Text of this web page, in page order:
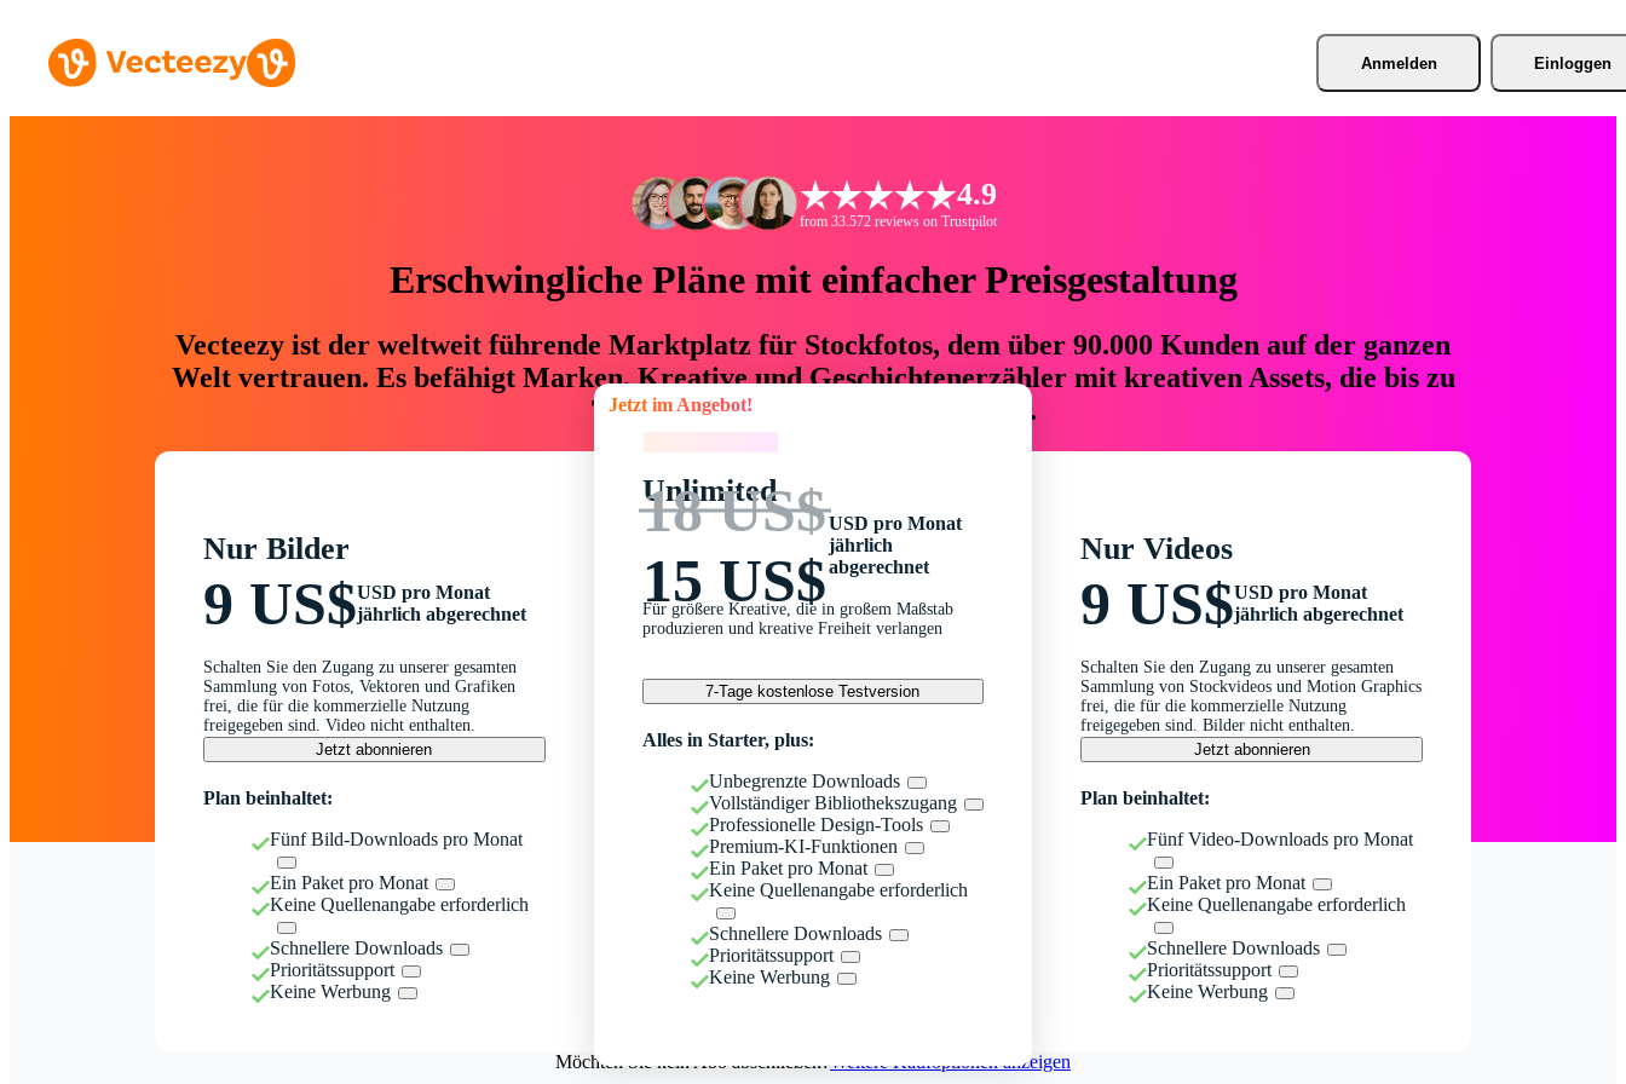
Anmelden Einloggen
4.9
from 33.572 reviews on Trustpilot
Erschwingliche Pläne mit einfacher Preisgestaltung
Vecteezy ist der weltweit führende Marktplatz für Stockfotos, dem über 90.000 Kunden auf der ganzen
Welt vertrauen. Es befähigt Marken, Kreative und Geschichtenerzähler mit kreativen Assets, die bis zu
76 % an Zeit und Budget einsparen.
Nur Bilder
9 US$USD pro Monat
jährlich abgerechnet
Schalten Sie den Zugang zu unserer gesamten
Sammlung von Fotos, Vektoren und Grafiken
frei, die für die kommerzielle Nutzung
freigegeben sind. Video nicht enthalten.
Jetzt abonnieren
Plan beinhaltet:
Fünf Bild-Downloads pro Monat
Ein Paket pro Monat
Keine Quellenangabe erforderlich
Schnellere Downloads
Prioritätssupport
Keine Werbung
Jetzt im Angebot!
Unlimited
18 US$
15 US$
USD pro Monat
jährlich
abgerechnet
Für größere Kreative, die in großem Maßstab
produzieren und kreative Freiheit verlangen
7-Tage kostenlose Testversion
Alles in Starter, plus:
Unbegrenzte Downloads
Vollständiger Bibliothekszugang
Professionelle Design-Tools
Premium-KI-Funktionen
Ein Paket pro Monat
Keine Quellenangabe erforderlich
Schnellere Downloads
Prioritätssupport
Keine Werbung
Nur Videos
9 US$USD pro Monat
jährlich abgerechnet
Schalten Sie den Zugang zu unserer gesamten
Sammlung von Stockvideos und Motion Graphics
frei, die für die kommerzielle Nutzung
freigegeben sind. Bilder nicht enthalten.
Jetzt abonnieren
Plan beinhaltet:
Fünf Video-Downloads pro Monat
Ein Paket pro Monat
Keine Quellenangabe erforderlich
Schnellere Downloads
Prioritätssupport
Keine Werbung
Möchten Sie kein Abo abschließen?Weitere Kaufoptionen anzeigen